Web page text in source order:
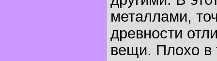
металлами,
древности
вещи. Плохо в